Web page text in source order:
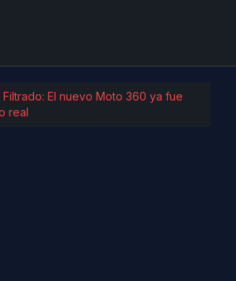
Filtrado: El nuevo Moto 360 ya fue
real